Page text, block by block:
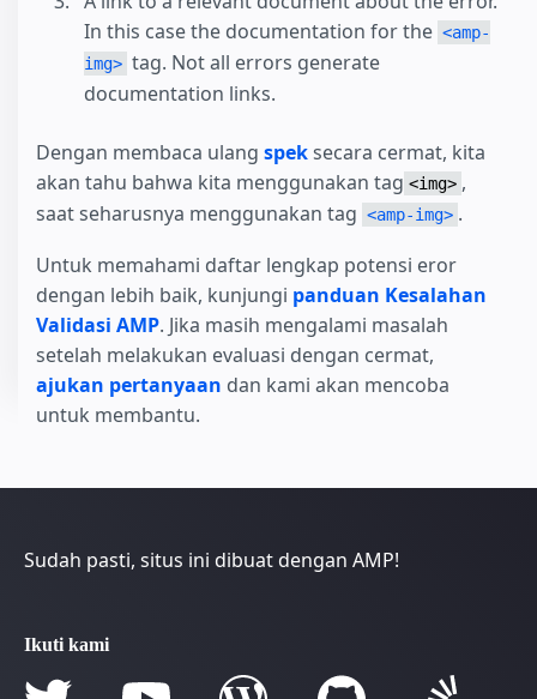
In this case the documentation for the <amp-
img> tag. Not all errors generate
documentation links.
Dengan membaca ulang speksecara cermat, kita
akan tahu bahwa kita menggunakan tag <img> ,
saat seharusnya menggunakan tag <amp-img> .
Untuk memahami daftar lengkap potensi eror
dengan lebih baik, kunjungi panduan Kesalahan
Validasi AMP. Jika masih mengalami masalah
setelah melakukan evaluasi dengan cermat,
ajukan pertanyaan dan kami akan mencoba
untuk membantu.
Sudah pasti, situs ini dibuat dengan AMP!
Ikuti kami